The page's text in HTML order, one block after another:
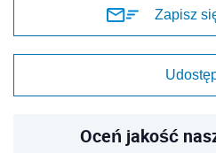
Zapisz
Oceń jakość